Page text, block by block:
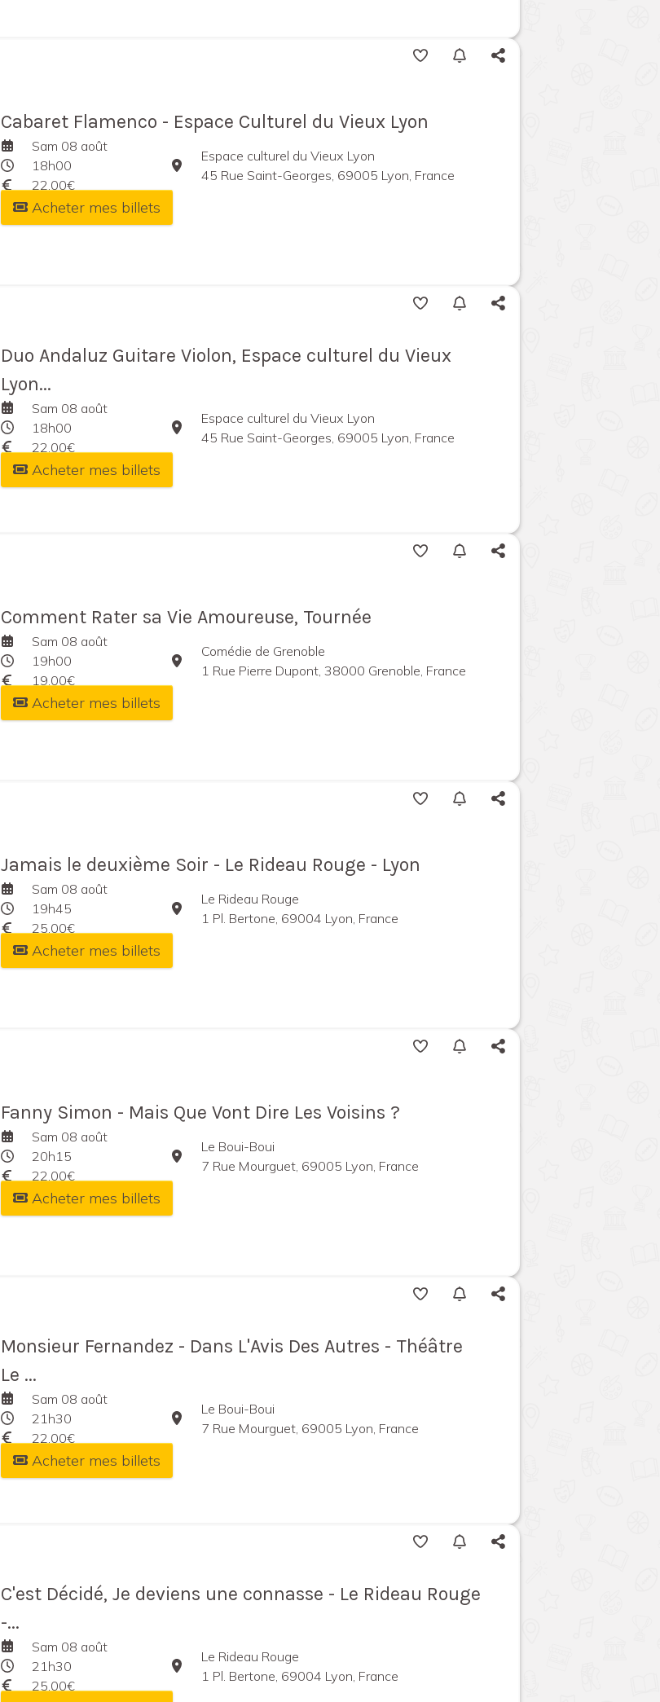
Cabaret Flamenco - Espace Culturel du Vieux Lyon
Sam 08 août
18h00
22,00€
Espace culturel du Vieux Lyon
45 Rue Saint-Georges, 69005 Lyon, France
Acheter mes billets
Duo Andaluz Guitare Violon, Espace culturel du Vieux
Lyon...
Sam 08 août
18h00
22,00€
Espace culturel du Vieux Lyon
45 Rue Saint-Georges, 69005 Lyon, France
Acheter mes billets
Comment Rater sa Vie Amoureuse, Tournée
Sam 08 août
19h00
19,00€
Comédie de Grenoble
1 Rue Pierre Dupont, 38000 Grenoble, France
Acheter mes billets
Jamais le deuxième Soir - Le Rideau Rouge - Lyon
Sam 08 août
19h45
25,00€
Le Rideau Rouge
1 Pl. Bertone, 69004 Lyon, France
Acheter mes billets
Fanny Simon - Mais Que Vont Dire Les Voisins ?
Sam 08 août
20h15
22,00€
Le Boui-Boui
7 Rue Mourguet, 69005 Lyon, France
Acheter mes billets
Monsieur Fernandez - Dans L'Avis Des Autres - Théâtre
Le ...
Sam 08 août
21h30
22,00€
Le Boui-Boui
7 Rue Mourguet, 69005 Lyon, France
Acheter mes billets
C'est Décidé, Je deviens une connasse - Le Rideau Rouge
-...
Sam 08 août
21h30
25,00€
Le Rideau Rouge
1 Pl. Bertone, 69004 Lyon, France